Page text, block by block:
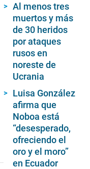
Al menos tres
muertos y más
de 30 heridos
por ataques
rusos en
noreste de
Ucrania
Luisa González
afirma que
Noboa está
“desesperado,
ofreciendo el
oro y el moro”
en Ecuador